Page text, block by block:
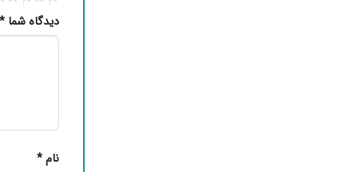
دیدگاه شما *
نام*